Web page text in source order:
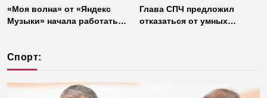
«Моя волна» от «Яндекс
Музыки» начала работать
Глава СПЧ предложил
отказаться от умных
Спорт: